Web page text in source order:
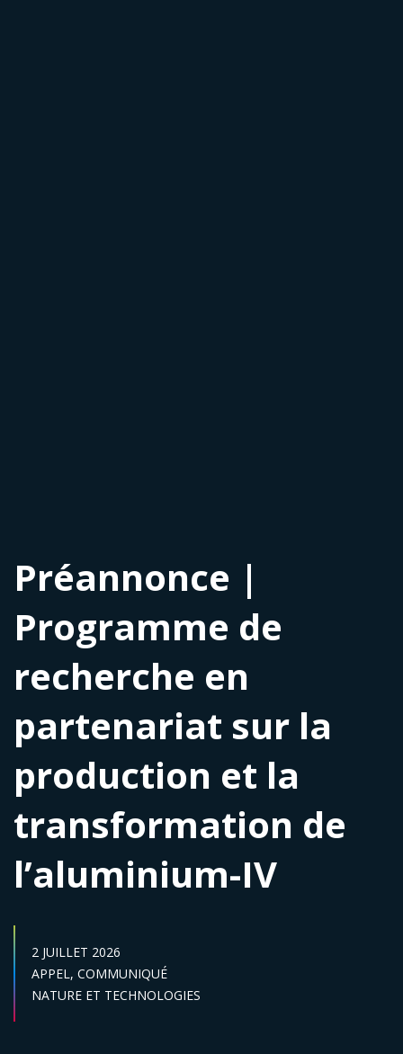
Préannonce |
Programme de
recherche en
partenariat sur la
production et la
transformation de
l’aluminium-IV
DATE DE PUBLICATION :
2 JUILLET 2026
Catégories :
APPEL, COMMUNIQUÉ
Secteur :
NATURE ET TECHNOLOGIES